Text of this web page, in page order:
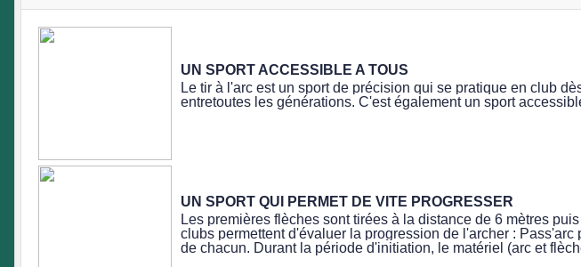
UN SPORT ACCESSIBLE A TOUS
Le tir à l'arc est un sport de précision qui se pratique en club
entretoutes les générations. C'est également un sport
UN SPORT QUI PERMET DE VITE PROGRESSER
Les premières flèches sont tirées à la distance de 6 mètres
clubs permettent d'évaluer la progression de l'archer :
de chacun. Durant la période d'initiation, le matériel (arc et